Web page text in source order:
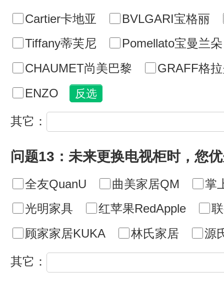
Cartier卡地亚
BVLGARI宝格丽
Tiffany蒂芙尼
Pomellato宝曼兰朵
CHAUMET尚美巴黎
GRAFF格
ENZO
其它：
问题13：未来更换电视柜时，您
全友QuanU 曲美家居QM
掌
光明家具
红苹果RedApple
顾家家居KUKA
林氏家居 源
其它：